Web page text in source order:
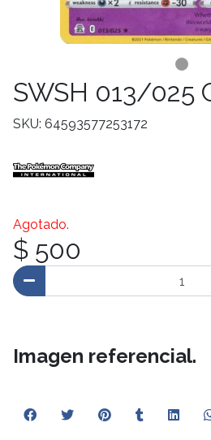
SWSH 013/025
SKU: 64593577253172
Agotado.
$ 500
Imagen referencial.